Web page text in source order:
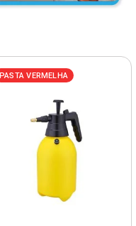
PASTA VERMELHA